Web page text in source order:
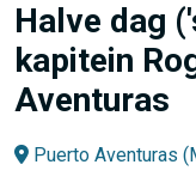
Halve dag
kapitein
Aventuras
Puerto Aventuras